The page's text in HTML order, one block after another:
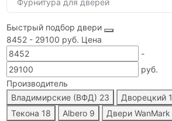
Фурнитура для дверей
Быстрый подбор двери
8452- 29100 руб. Цена
-
руб.
Производитель
Владимирские (ВФД) 23 Дворецкий 1
Текона 18 Albero 9 Двери WanMark